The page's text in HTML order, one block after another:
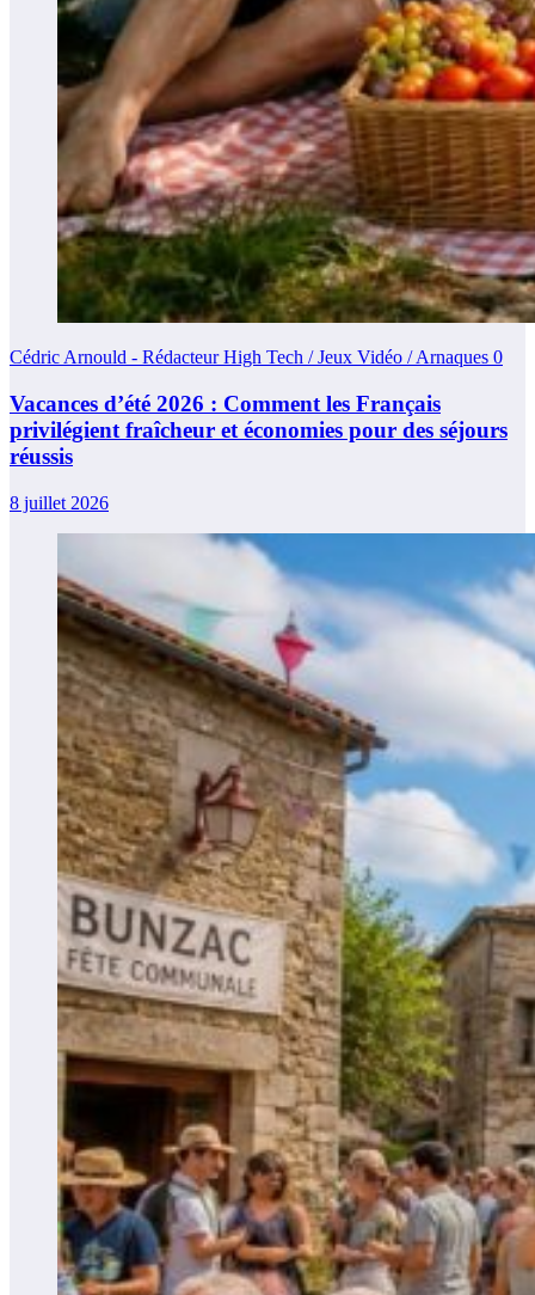
Cédric Arnould - Rédacteur High Tech / Jeux Vidéo / Arnaques 0
Vacances d’été 2026 : Comment les Français
privilégient fraîcheur et économies pour des séjours
réussis
8 juillet 2026